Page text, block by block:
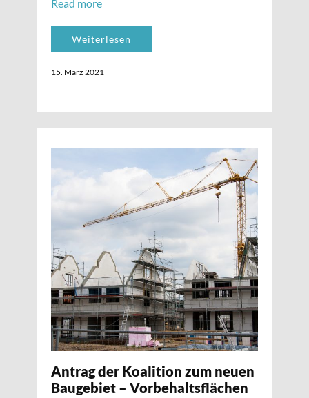
Read more
Weiterlesen
15. März 2021
Antrag der Koalition zum neuen
Baugebiet – Vorbehaltsflächen